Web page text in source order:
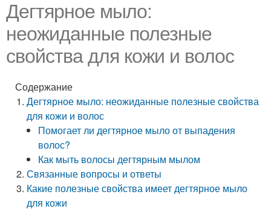
Дегтярное мыло:
неожиданные полезные
свойства для кожи и волос
Содержание
Дегтярное мыло: неожиданные полезные свойства
для кожи и волос
Помогает ли дегтярное мыло от выпадения
волос?
Как мыть волосы дегтярным мылом
Связанные вопросы и ответы
Какие полезные свойства имеет дегтярное мыло
для кожи